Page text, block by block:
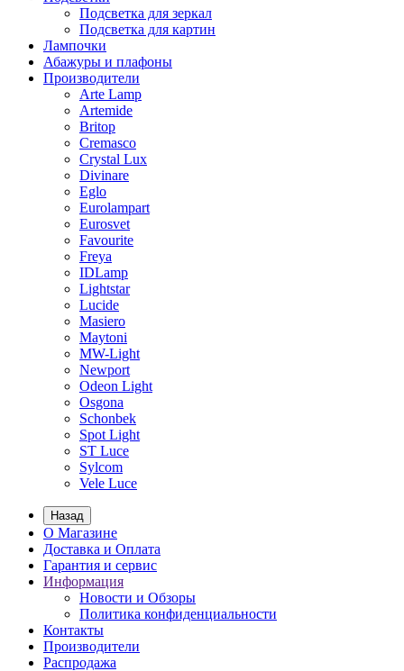
Подсветка для зеркал
Подсветка для картин
Лампочки
Абажуры и плафоны
Производители
Arte Lamp
Artemide
Britop
Cremasco
Crystal Lux
Divinare
Eglo
Eurolampart
Eurosvet
Favourite
Freya
IDLamp
Lightstar
Lucide
Masiero
Maytoni
MW-Light
Newport
Odeon Light
Osgona
Schonbek
Spot Light
ST Luce
Sylcom
Vele Luce
Назад
О Магазине
Доставка и Оплата
Гарантия и сервис
Информация
Новости и Обзоры
Политика конфиденциальности
Контакты
Производители
Распродажа